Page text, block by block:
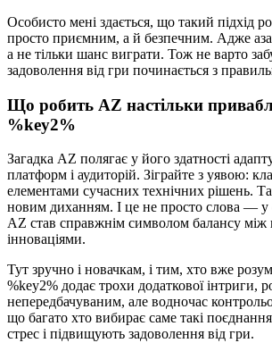
Особисто мені здається, що такий підхід
просто приємним, а й безпечним. Адже
а не тільки шанс виграти. Тож не варто
задоволення від гри починається з
Що робить AZ настільки
%key2%
Загадка AZ полягає у його здатності
платформ і аудиторій. Зіграйте з уявою:
елементами сучасних технічних рішень.
новим диханням. І це не просто слова — у
AZ став справжнім символом балансу між
інноваціями.
Тут зручно і новачкам, і тим, хто вже
%key2% додає трохи додаткової інтриги,
непередбачуваним, але водночас
що багато хто вибирає саме такі
стрес і підвищують задоволення від гри.